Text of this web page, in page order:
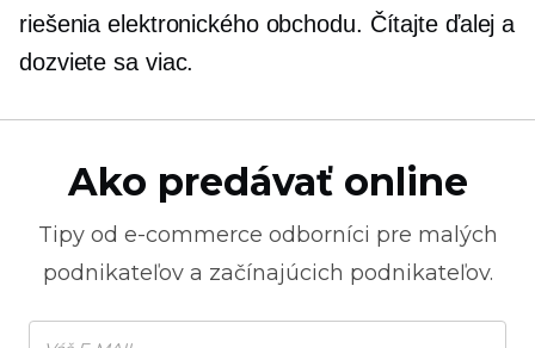
riešenia elektronického obchodu. Čítajte ďalej a
dozviete sa viac.
Ako predávať online
Tipy od e-commerce odborníci pre malých
podnikateľov a začínajúcich podnikateľov.